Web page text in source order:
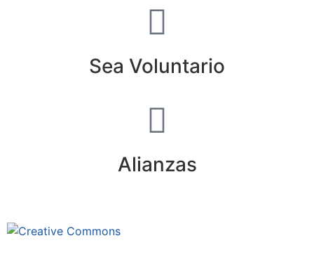
Sea Voluntario
Alianzas